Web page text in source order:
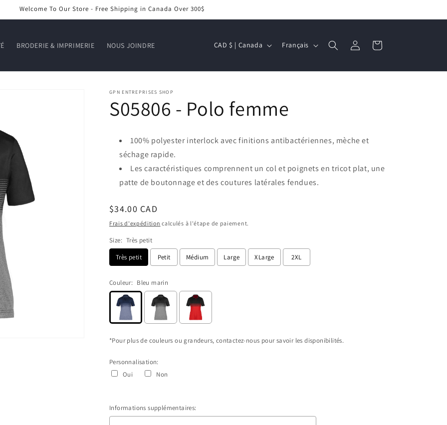
Welcome To Our Store - Free Shipping in Canada Over 300$
BRODERIE & IMPRIMERIE NOUS JOINDRE
P
y
/
r
é
i
o
CAD $ | Canada
n
u
e
Français Connexion Panier
GPN ENTREPRISES SHOP
S05806 - Polo femme
100% polyester interlock avec finitions antibactériennes, mèche et
séchage rapide.
Les caractéristiques comprennent un col et poignets en tricot plat, une
patte de boutonnage et des coutures latérales fendues.
Prix
habituel
$34.00 CAD
Frais d'expédition calculés à l'étape de paiement.
Size: Très petit
Très petit
Petit Médium Large XLarge 2XL
Couleur: Bleu marin
*Pour plus de couleurs ou grandeurs, contactez-nous pour savoir les disponibilités.
Personnalisation:
Oui
Non
Informations supplémentaires: